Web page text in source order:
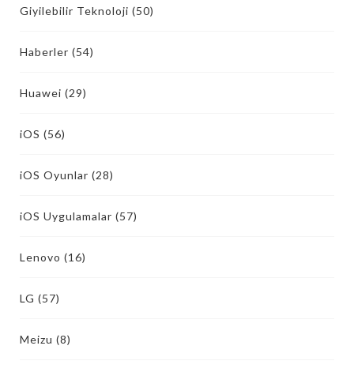
Giyilebilir Teknoloji (50)
Haberler (54)
Huawei (29)
iOS (56)
iOS Oyunlar (28)
iOS Uygulamalar (57)
Lenovo (16)
LG (57)
Meizu (8)